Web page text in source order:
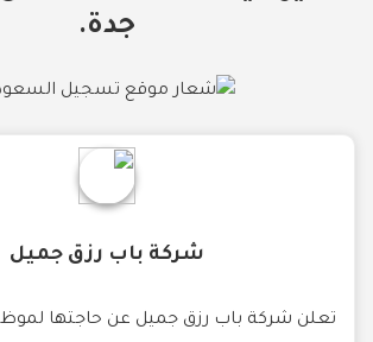
جدة.
شركة باب رزق جميل
تعلن شركة باب رزق جميل عن حاجتها